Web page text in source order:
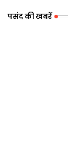
पसंद की खबरें